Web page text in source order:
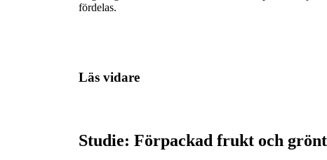
fördelas.
Läs vidare
Studie: Förpackad frukt och